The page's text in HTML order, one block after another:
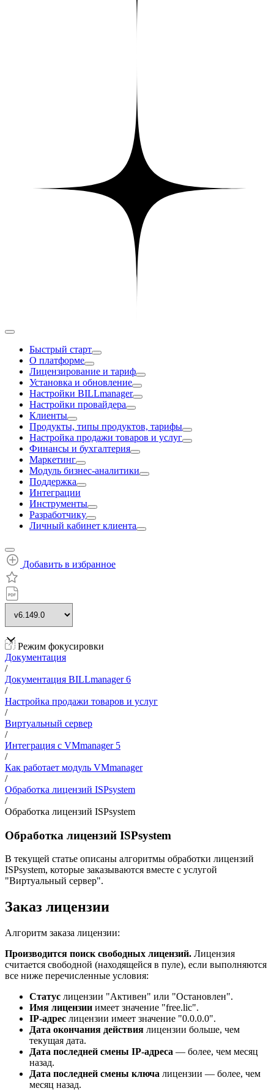
Быстрый старт
О платформе
Лицензирование и тариф
Установка и обновление
Настройки BILLmanager
Настройки провайдера
Клиенты
Продукты, типы продуктов, тарифы
Настройка продажи товаров и услуг
Финансы и бухгалтерия
Маркетинг
Модуль бизнес-аналитики
Поддержка
Интеграции
Инструменты
Разработчику
Личный кабинет клиента
Добавить в избранное
Режим фокусировки
Документация
/
Документация BILLmanager 6
/
Настройка продажи товаров и услуг
/
Виртуальный сервер
/
Интеграция с VMmanager 5
/
Как работает модуль VMmanager
/
Обработка лицензий ISPsystem
/
Обработка лицензий ISPsystem
Обработка лицензий ISPsystem
В текущей статье описаны алгоритмы обработки лицензий
ISPsystem, которые заказываются вместе с услугой
"Виртуальный сервер".
Заказ лицензии
Алгоритм заказа лицензии:
Производится поиск свободных лицензий. Лицензия
считается свободной (находящейся в пуле), если выполняются
все ниже перечисленные условия:
Статус лицензии "Активен" или "Остановлен".
Имя лицензии имеет значение "free.lic".
IP-адрес лицензии имеет значение "0.0.0.0".
Дата окончания действия лицензии больше, чем
текущая дата.
Дата последней смены IP-адреса — более, чем месяц
назад.
Дата последней смены ключа лицензии — более, чем
месяц назад.